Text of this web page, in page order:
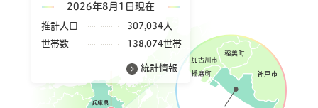
2026年8月1日現在
推計人口
307,034人
世帯数
138,074世帯
統計情報